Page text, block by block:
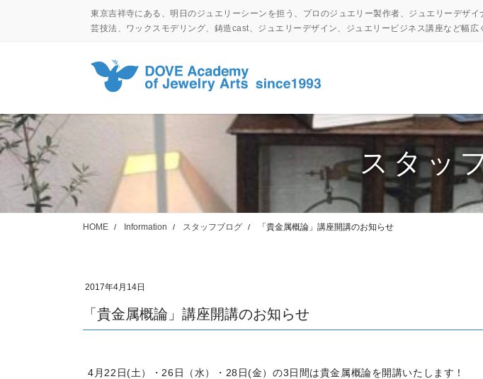
動
に
移
東京吉祥寺にある、明日のジュエリーシーンを担う、プロのジュエリー製作者、ジュエリーデザ
芸技法、ワックスモデリング、鋳造cast、ジュエリーデザイン、ジュエリービジネス講座など幅広
設備・工
アクセス
スタッ
HOME Information スタッフブログ 「貴金属概論」講座開講のお知らせ
2017年4月14日
「貴金属概論」講座開講のお知らせ
4月22日(土）・26日（水）・28日(金）の3日間は貴金属概論を開講いたします！